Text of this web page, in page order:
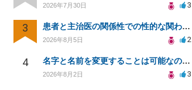
2026年7月30日 3
3 患者と主治医の関係性での性的な関わりからのトラブル
2026年8月5日 2
4 名字と名前を変更することは可能なのか？
2026年8月2日 3